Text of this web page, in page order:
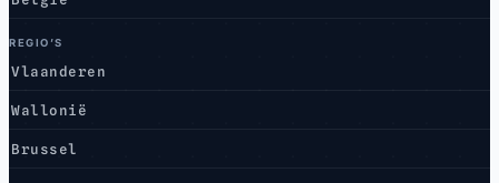
REGIO’S
Vlaanderen
Wallonië
Brussel